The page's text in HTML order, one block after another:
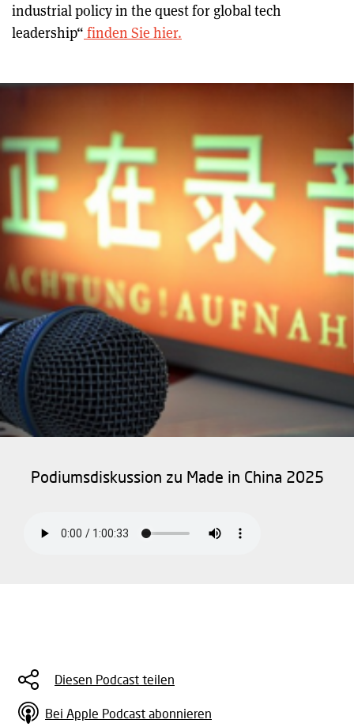
industrial policy in the quest for global tech
leadership“ finden Sie hier.
Podiumsdiskussion zu Made in China 2025
Diesen Podcast teilen
Bei Apple Podcast abonnieren